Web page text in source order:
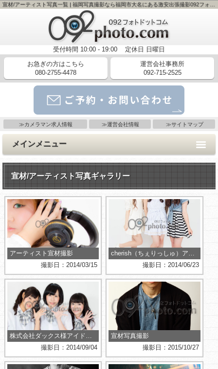
受付時間 10:00 - 19:00 定休日
日曜日
お急ぎの方はこちら
080-2755-4478
運営会社事務所
092-715-2525
メールでのご予約・お問い合わせはコチラ
≫カメラマン求人情報 ≫運営会社情報 ≫サイトマップ
メインメニュー
宣材/アーティスト写真ギャラリー
アーティスト宣材撮影
撮影日：2014/03/15
cherish（ちぇりっしゅ）アイドルグループ様の宣材撮影
撮影日：2014/06/23
株式会社ダックス様アイドル"Tick☆Tik"様撮影
撮影日：2014/09/04
宣材写真撮影
撮影日：2015/10/27